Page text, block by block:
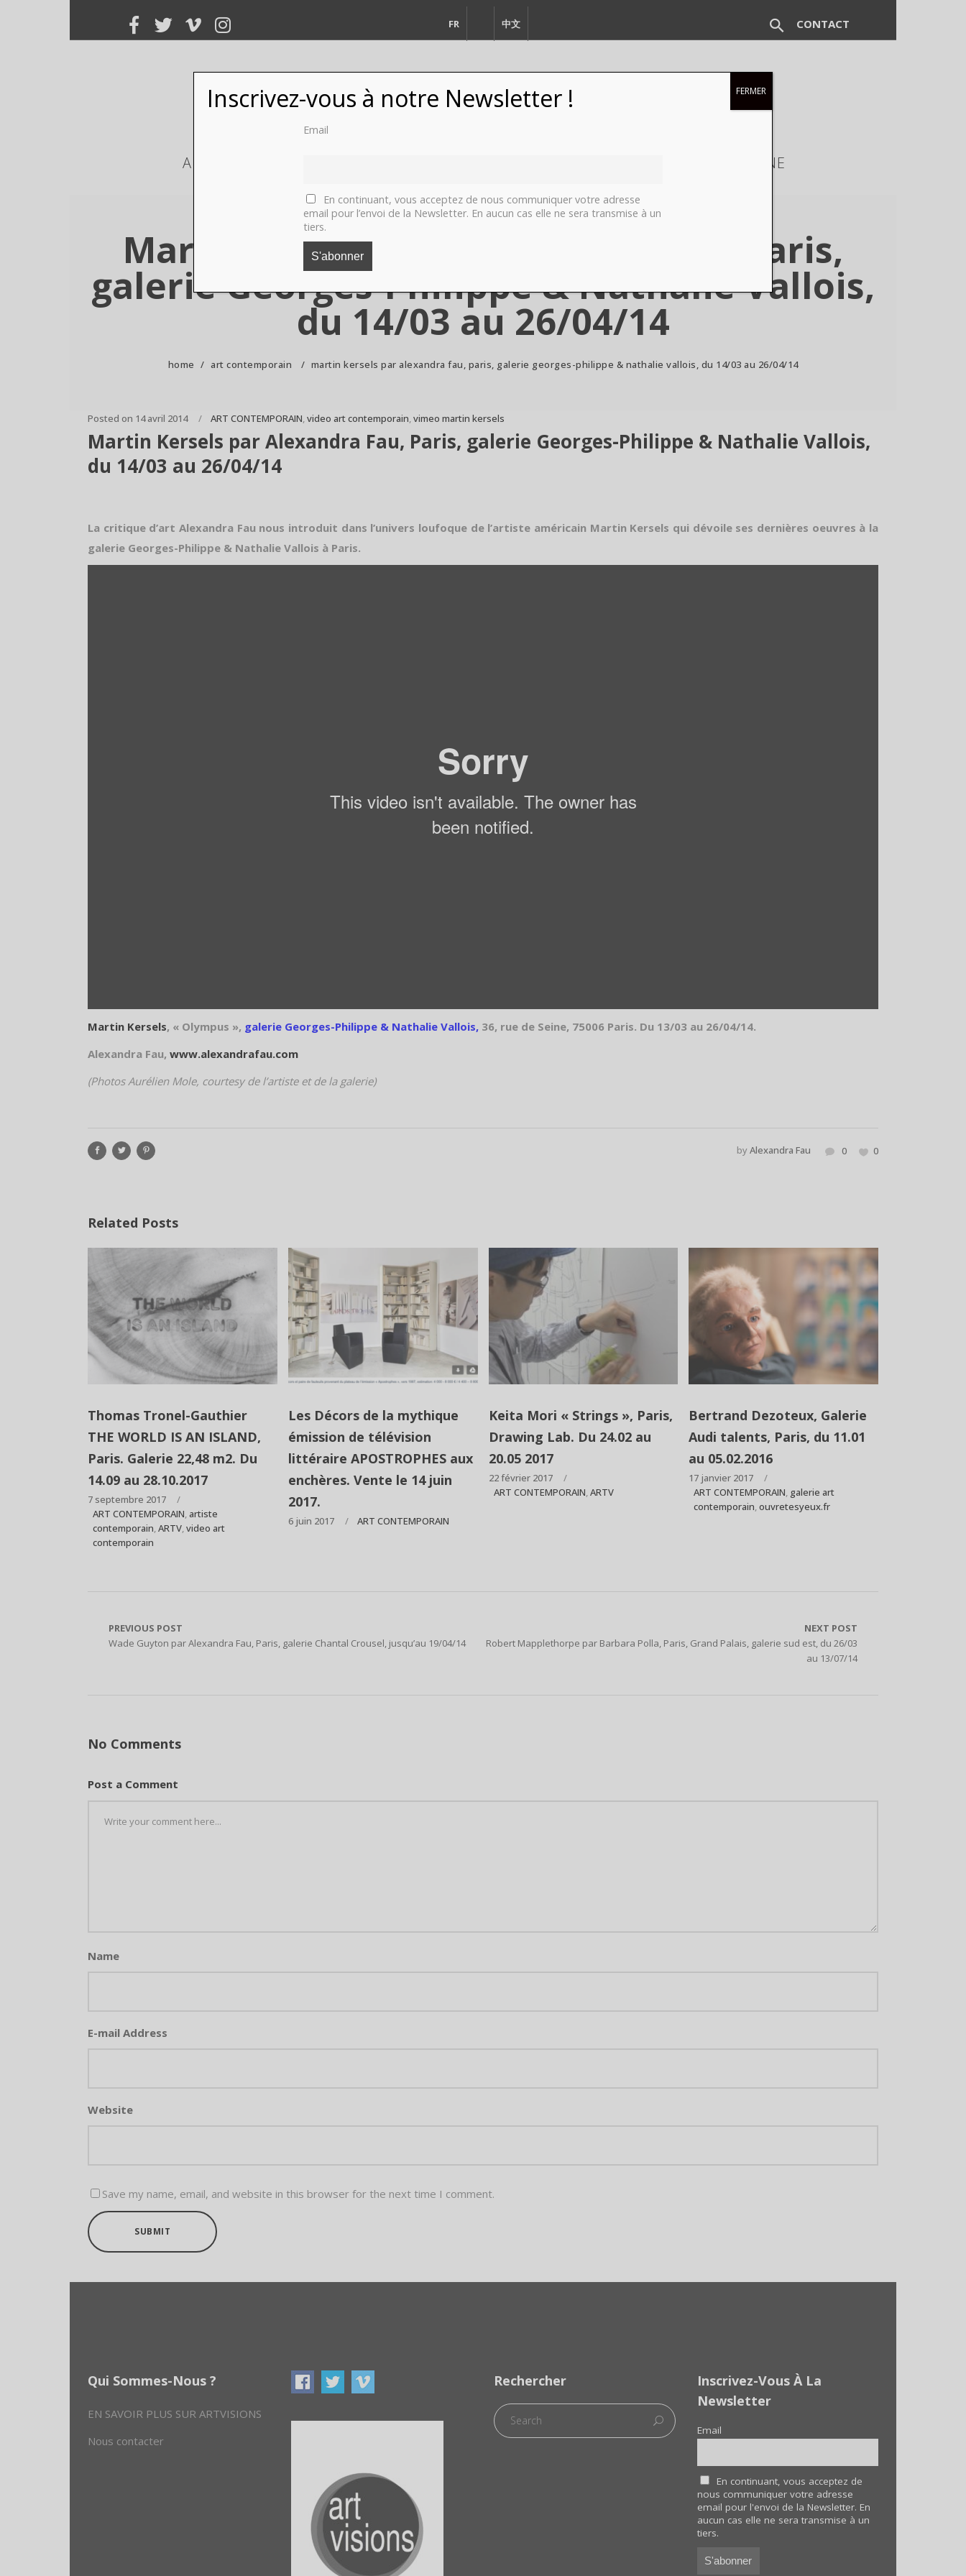
FR 中文 CONTACT
ART MAGAZINE
Martin Kersels par Alexandra Fau, Paris,
galerie Georges-Philippe & Nathalie Vallois,
du 14/03 au 26/04/14
home / art contemporain / martin kersels par alexandra fau, paris, galerie georges-philippe & nathalie vallois, du 14/03 au 26/04/14
Posted on 14 avril 2014 ART CONTEMPORAIN,video art contemporain,vimeo martin kersels
Martin Kersels par Alexandra Fau, Paris, galerie Georges-Philippe & Nathalie Vallois,
du 14/03 au 26/04/14
La critique d’art Alexandra Fau nous introduit dans l’univers loufoque de l’artiste américain Martin Kersels qui dévoile ses dernières oeuvres à la
galerie Georges-Philippe & Nathalie Vallois à Paris.
Martin Kersels, « Olympus », galerie Georges-Philippe & Nathalie Vallois, 36, rue de Seine, 75006 Paris. Du 13/03 au 26/04/14.
Alexandra Fau, www.alexandrafau.com
(Photos Aurélien Mole, courtesy de l’artiste et de la galerie)
byAlexandra Fau 0 0
Related Posts
Thomas Tronel-Gauthier
THE WORLD IS AN ISLAND,
Paris. Galerie 22,48 m2. Du
14.09 au 28.10.2017
7 septembre 2017
ART CONTEMPORAIN artiste
contemporain ARTV video art
contemporain
Les Décors de la mythique
émission de télévision
littéraire APOSTROPHES aux
enchères. Vente le 14 juin
2017.
6 juin 2017 ART CONTEMPORAIN
Keita Mori « Strings », Paris,
Drawing Lab. Du 24.02 au
20.05 2017
22 février 2017
ART CONTEMPORAIN ARTV
Bertrand Dezoteux, Galerie
Audi talents, Paris, du 11.01
au 05.02.2016
17 janvier 2017
ART CONTEMPORAIN galerie art
contemporain ,ouvretesyeux.fr
PREVIOUS POST
Wade Guyton par Alexandra Fau, Paris, galerie Chantal Crousel, jusqu’au 19/04/14
NEXT POST
Robert Mapplethorpe par Barbara Polla, Paris, Grand Palais, galerie sud est, du 26/03
au 13/07/14
No Comments
Post a Comment
Name
E-mail Address
Website
Save my name, email, and website in this browser for the next time I comment.
SUBMIT
Qui Sommes-Nous ?
EN SAVOIR PLUS SUR ARTVISIONS
Nous contacter
Rechercher
Inscrivez-Vous À La
Newsletter
Email
En continuant, vous acceptez de
nous communiquer votre adresse
email pour l'envoi de la Newsletter. En
aucun cas elle ne sera transmise à un
tiers.
Inscrivez-vous à notre Newsletter !
Email
En continuant, vous acceptez de nous communiquer votre adresse
email pour l’envoi de la Newsletter. En aucun cas elle ne sera transmise à un
tiers.
FERMER